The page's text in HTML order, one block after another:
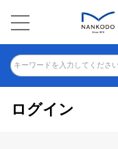
キーワードを入力してください
ログイン